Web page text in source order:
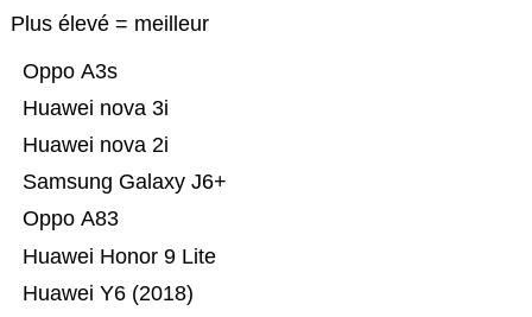
Plus élevé = meilleur
Huawei Y6 (2018)
Huawei Honor 9 Lite
Oppo A83
Samsung Galaxy J6+
Huawei nova 2i
Huawei nova 3i
Oppo A3s